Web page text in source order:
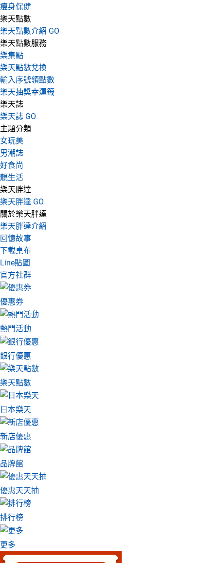
瘦身保健
樂天點數
樂天點數介紹 GO
樂天點數服務
樂集點
樂天點數兌換
輸入序號領點數
樂天抽獎幸運籤
樂天誌
樂天誌 GO
主題分類
女玩美
男潮誌
好食尚
靚生活
樂天胖達
樂天胖達 GO
關於樂天胖達
樂天胖達介紹
回憶故事
下載桌布
Line貼圖
官方社群
優惠券
熱門活動
銀行優惠
樂天點數
日本樂天
新店優惠
品牌館
優惠天天抽
排行榜
更多